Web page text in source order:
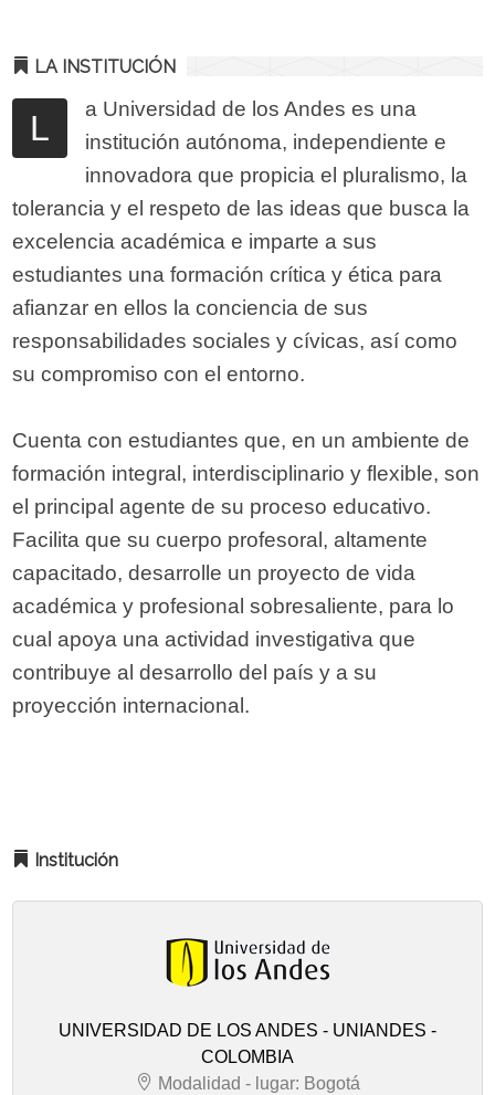
LA INSTITUCIÓN
L
a Universidad de los Andes es una
institución autónoma, independiente e
innovadora que propicia el pluralismo, la
tolerancia y el respeto de las ideas que busca la
excelencia académica e imparte a sus
estudiantes una formación crítica y ética para
afianzar en ellos la conciencia de sus
responsabilidades sociales y cívicas, así como
su compromiso con el entorno.
Cuenta con estudiantes que, en un ambiente de
formación integral, interdisciplinario y flexible, son
el principal agente de su proceso educativo.
Facilita que su cuerpo profesoral, altamente
capacitado, desarrolle un proyecto de vida
académica y profesional sobresaliente, para lo
cual apoya una actividad investigativa que
contribuye al desarrollo del país y a su
proyección internacional.
Institución
UNIVERSIDAD DE LOS ANDES - UNIANDES -
COLOMBIA
Modalidad - lugar: Bogotá